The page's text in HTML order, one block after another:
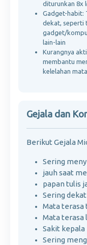
diturunkan 8x
Gadget-habit:
dekat, seperti
gadget/
lain-lain
Kurangnya
membantu
kelelahan
Gejala dan
Berikut Gejala
Sering
jauh saat
papan tulis
Sering
Mata terasa
Mata terasa
Sakit kepala
Sering